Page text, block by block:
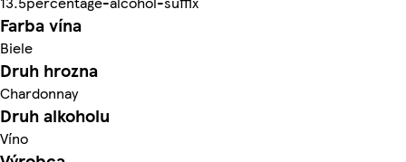
Farba vína
Biele
Druh hrozna
Chardonnay
Druh alkoholu
Víno